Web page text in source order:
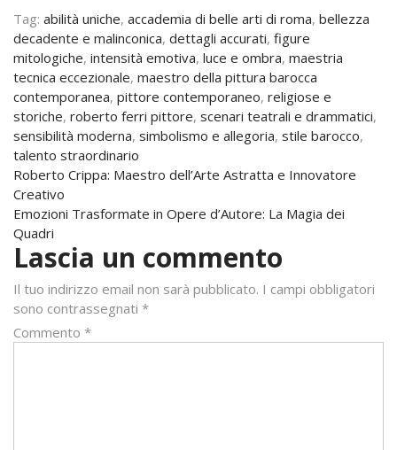
Tag: abilità uniche, accademia di belle arti di roma, bellezza
decadente e malinconica, dettagli accurati, figure
mitologiche, intensità emotiva, luce e ombra, maestria
tecnica eccezionale, maestro della pittura barocca
contemporanea, pittore contemporaneo, religiose e
storiche, roberto ferri pittore, scenari teatrali e drammatici,
sensibilità moderna, simbolismo e allegoria, stile barocco,
talento straordinario
Navigazione
articoli
Roberto Crippa: Maestro dell’Arte Astratta e Innovatore
Creativo
Emozioni Trasformate in Opere d’Autore: La Magia dei
Quadri
Lascia un commento
Il tuo indirizzo email non sarà pubblicato. I campi obbligatori
sono contrassegnati *
Commento *